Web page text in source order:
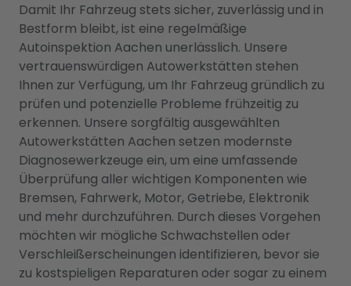
Damit Ihr Fahrzeug stets sicher, zuverlässig und in
Bestform bleibt, ist eine regelmäßige
Autoinspektion Aachen unerlässlich. Unsere
vertrauenswürdigen Autowerkstätten stehen
Ihnen zur Verfügung, um Ihr Fahrzeug gründlich zu
prüfen und potenzielle Probleme frühzeitig zu
erkennen. Unsere sorgfältig ausgewählten
Autowerkstätten Aachen setzen modernste
Diagnosewerkzeuge ein, um eine umfassende
Überprüfung aller wichtigen Komponenten wie
Bremsen, Fahrwerk, Motor, Getriebe, Elektronik
und mehr durchzuführen. Durch dieses Vorgehen
möchten wir mögliche Schwachstellen oder
Verschleißerscheinungen identifizieren, bevor sie
zu kostspieligen Reparaturen oder sogar zu einem